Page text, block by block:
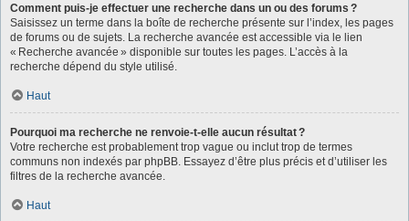
Comment puis-je effectuer une recherche dans un ou des forums ?
Saisissez un terme dans la boîte de recherche présente sur l’index, les pages
de forums ou de sujets. La recherche avancée est accessible via le lien
« Recherche avancée » disponible sur toutes les pages. L’accès à la
recherche dépend du style utilisé.
Haut
Pourquoi ma recherche ne renvoie-t-elle aucun résultat ?
Votre recherche est probablement trop vague ou inclut trop de termes
communs non indexés par phpBB. Essayez d’être plus précis et d’utiliser les
filtres de la recherche avancée.
Haut